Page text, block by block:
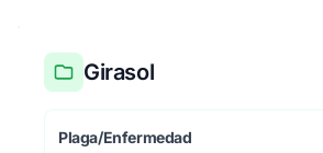
Girasol
Plaga/Enfermedad